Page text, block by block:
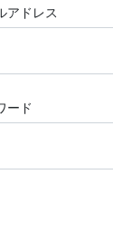
アドレス
ード